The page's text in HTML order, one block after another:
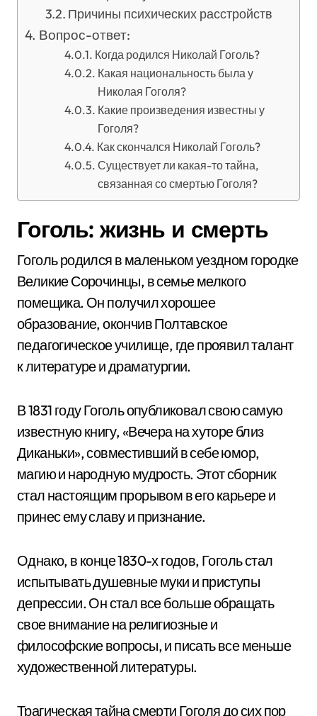
Причины психических расстройств
Вопрос-ответ:
Когда родился Николай Гоголь?
Какая национальность была у
Николая Гоголя?
Какие произведения известны у
Гоголя?
Как скончался Николай Гоголь?
Существует ли какая-то тайна,
связанная со смертью Гоголя?
Гоголь: жизнь и смерть
Гоголь родился в маленьком уездном городке
Великие Сорочинцы, в семье мелкого
помещика. Он получил хорошее
образование, окончив Полтавское
педагогическое училище, где проявил талант
к литературе и драматургии.
В 1831 году Гоголь опубликовал свою самую
известную книгу, «Вечера на хуторе близ
Диканьки», совместивший в себе юмор,
магию и народную мудрость. Этот сборник
стал настоящим прорывом в его карьере и
принес ему славу и признание.
Однако, в конце 1830-х годов, Гоголь стал
испытывать душевные муки и приступы
депрессии. Он стал все больше обращать
свое внимание на религиозные и
философские вопросы, и писать все меньше
художественной литературы.
Трагическая тайна смерти Гоголя до сих пор